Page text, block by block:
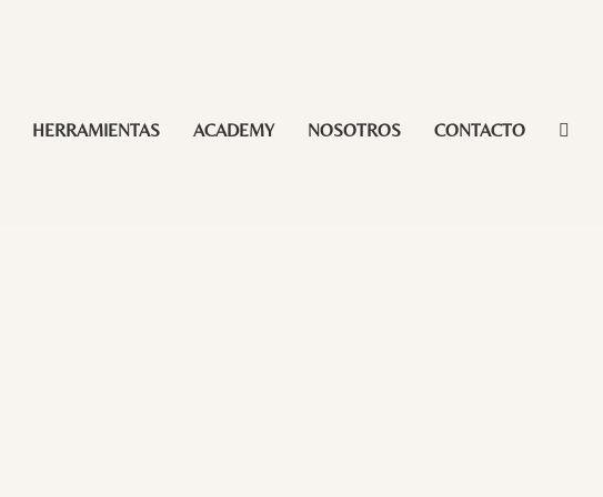
HERRAMIENTAS ACADEMY NOSOTROS CONTACTO